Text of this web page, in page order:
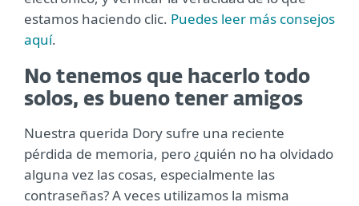
estamos haciendo clic. Puedes leer más consejos
aquí.
No tenemos que hacerlo todo
solos, es bueno tener amigos
Nuestra querida Dory sufre una reciente
pérdida de memoria, pero ¿quién no ha olvidado
alguna vez las cosas, especialmente las
contraseñas? A veces utilizamos la misma